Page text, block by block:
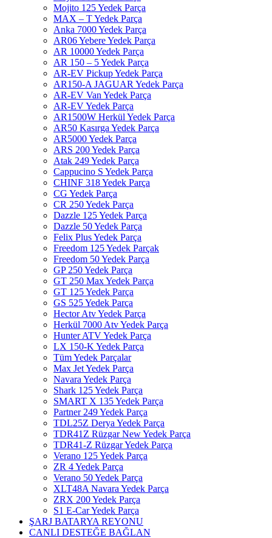
Mojito 125 Yedek Parça
MAX – T Yedek Parça
Anka 7000 Yedek Parça
AR06 Yebere Yedek Parça
AR 10000 Yedek Parça
AR 150 – 5 Yedek Parça
AR-EV Pickup Yedek Parça
AR150-A JAGUAR Yedek Parça
AR-EV Van Yedek Parça
AR-EV Yedek Parça
AR1500W Herkül Yedek Parça
AR50 Kasırga Yedek Parça
AR5000 Yedek Parça
ARS 200 Yedek Parça
Atak 249 Yedek Parça
Cappucino S Yedek Parça
CHINF 318 Yedek Parça
CG Yedek Parça
CR 250 Yedek Parça
Dazzle 125 Yedek Parça
Dazzle 50 Yedek Parça
Felix Plus Yedek Parça
Freedom 125 Yedek Parçak
Freedom 50 Yedek Parça
GP 250 Yedek Parça
GT 250 Max Yedek Parça
GT 125 Yedek Parça
GS 525 Yedek Parça
Hector Atv Yedek Parça
Herkül 7000 Atv Yedek Parça
Hunter ATV Yedek Parça
LX 150-K Yedek Parça
Tüm Yedek Parçalar
Max Jet Yedek Parça
Navara Yedek Parça
Shark 125 Yedek Parça
SMART X 135 Yedek Parça
Partner 249 Yedek Parça
TDL25Z Derya Yedek Parça
TDR41Z Rüzgar New Yedek Parça
TDR41-Z Rüzgar Yedek Parça
Verano 125 Yedek Parça
ZR 4 Yedek Parça
Verano 50 Yedek Parça
XLT48A Navara Yedek Parça
ZRX 200 Yedek Parça
S1 E-Car Yedek Parça
ŞARJ BATARYA REYONU
CANLI DESTEĞE BAĞLAN